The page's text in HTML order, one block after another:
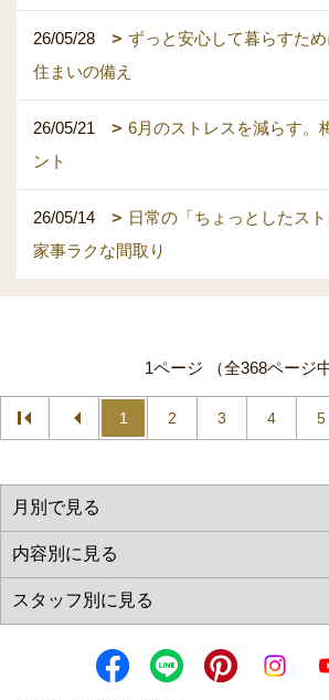
26/05/28
ずっと安心して暮らすた
住まいの備え
26/05/21
6月のストレスを減らす。
ント
26/05/14
日常の「ちょっとしたスト
家事ラクな間取り
1ページ （全368ページ中
1 2 3 4 5